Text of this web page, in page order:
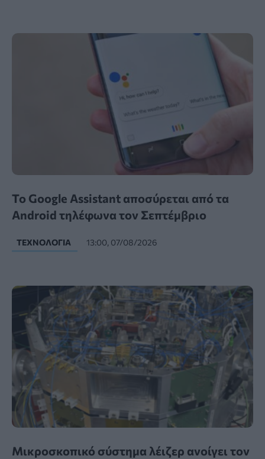
Το Google Assistant αποσύρεται από τα
Android τηλέφωνα τον Σεπτέμβριο
ΤΕΧΝΟΛΟΓΊΑ 13:00, 07/08/2026
Μικροσκοπικό σύστημα λέιζερ ανοίγει τον